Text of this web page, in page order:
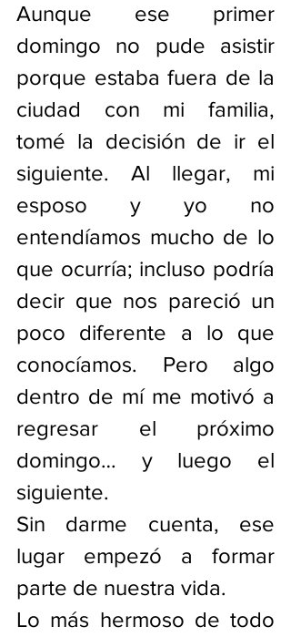
Aunque ese primer
domingo no pude asistir
porque estaba fuera de la
ciudad con mi familia,
tomé la decisión de ir el
siguiente. Al llegar, mi
esposo y yo no
entendíamos mucho de lo
que ocurría; incluso podría
decir que nos pareció un
poco diferente a lo que
conocíamos. Pero algo
dentro de mí me motivó a
regresar el próximo
domingo… y luego el
siguiente.
Sin darme cuenta, ese
lugar empezó a formar
parte de nuestra vida.
Lo más hermoso de todo